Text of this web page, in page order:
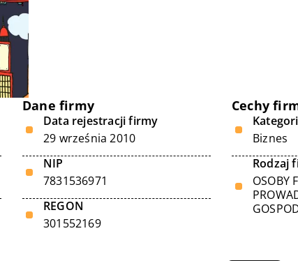
Dane firmy
Data rejestracji firmy
29 września 2010
NIP
7831536971
REGON
301552169
Cechy
Biznes
Rodzaj
OSOBY